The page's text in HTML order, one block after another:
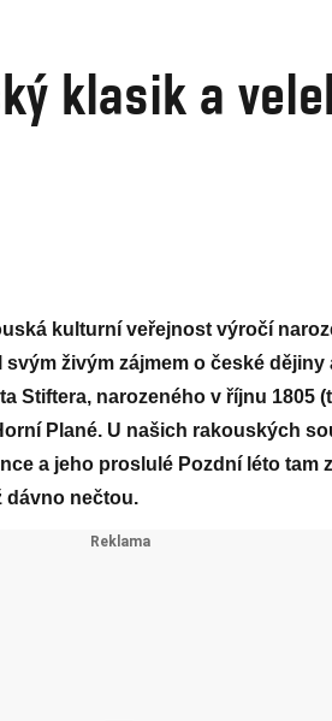
klasik a
kulturní veřejnost výročí
živým zájmem o české dějiny
Stiftera, narozeného v říjnu 1805
Plané. U našich rakouských
a jeho proslulé Pozdní léto tam
dávno nečtou.